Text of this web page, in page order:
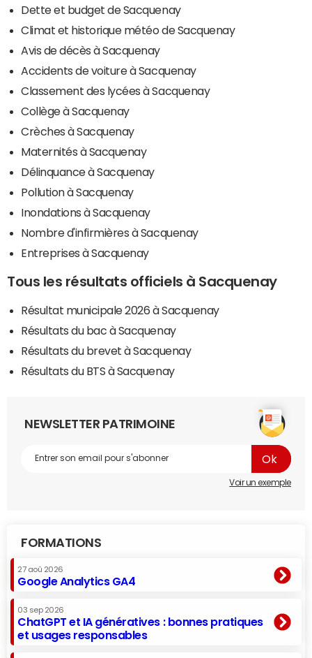
Dette et budget de Sacquenay
Climat et historique météo de Sacquenay
Avis de décès à Sacquenay
Accidents de voiture à Sacquenay
Classement des lycées à Sacquenay
Collège à Sacquenay
Crèches à Sacquenay
Maternités à Sacquenay
Délinquance à Sacquenay
Pollution à Sacquenay
Inondations à Sacquenay
Nombre d'infirmières à Sacquenay
Entreprises à Sacquenay
Tous les résultats officiels à Sacquenay
Résultat municipale 2026 à Sacquenay
Résultats du bac à Sacquenay
Résultats du brevet à Sacquenay
Résultats du BTS à Sacquenay
NEWSLETTER PATRIMOINE
Voir un exemple
FORMATIONS
27 aoû 2026
Google Analytics GA4
03 sep 2026
ChatGPT et IA génératives : bonnes pratiques
et usages responsables